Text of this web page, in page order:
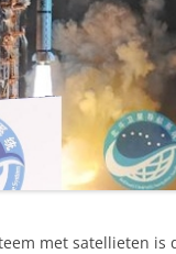
met satellieten